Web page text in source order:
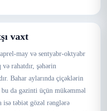
vaxt
may və sentyabr-oktyabr
rahatdır, şəhərin
Bahar aylarında çiçəklərin
bu da gəzinti üçün mükəmməl
isə təbiət gözəl rənglərə